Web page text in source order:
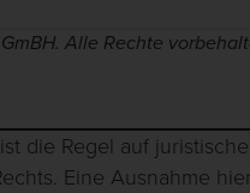
Alle Rechte
die Regel auf
Eine Ausnahme